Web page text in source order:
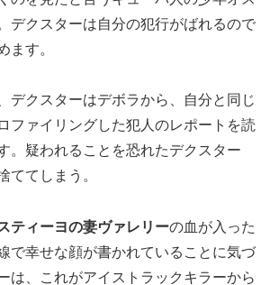
デクスターは自分の犯行がばれるので
ます。
デクスターはデボラから、自分と同じ
ファイリングした犯人のレポートを読
。疑われることを恐れたデクスター
ててしまう。
ティーヨの妻ヴァレリーの血が入った
で幸せな顔が書かれていることに気づ
は、これがアイストラックキラーから